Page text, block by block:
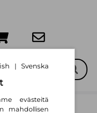
| Svenska
evästeitä
mahdollisen